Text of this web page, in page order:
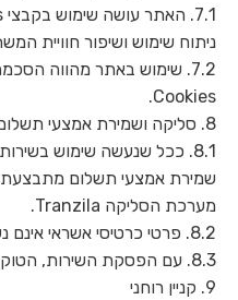
ניתוח שימוש ושיפור חוויית
7.2. שימוש באתר מהווה
Cookies.
8. סליקה ושמירת אמצעי תשלום
8.1. ככל שנעשה שימוש
שמירת אמצעי תשלום
מערכת הסליקה Tranzila.
8.2. פרטי כרטיסי אשראי אינם נשמרים באתר.
8.3. עם הפסקת השירות, הטוקן נמחק בתוך עד 7 ימי עסקים.
9. קניין רוחני